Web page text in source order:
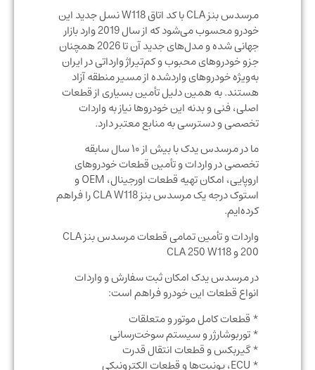
مرسدس بنز CLA با کد اتاق W118 نسل جدید این
خودرو محسوب می‌شود که از سال 2019 وارد بازار
جهانی شده و مدل‌های جدید آن تا 2026 همچنان
جزو خودروهای محبوب و کم‌تیراژ وارداتی در ایران
به‌ویژه خودروهای واردشده از مسیر منطقه آزاد
هستند. به همین دلیل تأمین بسیاری از قطعات
اصلی، فنی و بدنه این خودروها نیاز به واردات
تخصصی و دسترسی به منابع معتبر دارد.
ما در مرسدس یدک با بیش از ۱۰ سال سابقه
تخصصی در واردات و تأمین قطعات خودروهای
اروپایی، امکان تهیه قطعات اورجینال، OEM و
استوک درجه یک مرسدس بنز CLA W118 را فراهم
کرده‌ایم.
واردات و تأمین تمامی قطعات مرسدس بنز CLA
در مرسدس یدک امکان ثبت سفارش و واردات
انواع قطعات این خودرو فراهم است:
* قطعات کامل موتور و متعلقات
* توربوشارژر و سیستم سوخت‌رسانی
* گیربکس و قطعات انتقال قدرت